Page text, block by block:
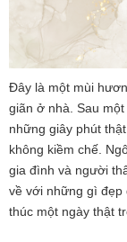
Đây là một mùi
giãn ở nhà. Sau
những giây phút
không kiềm chế.
gia đình và người
về với những gì đẹp
thúc một ngày thật